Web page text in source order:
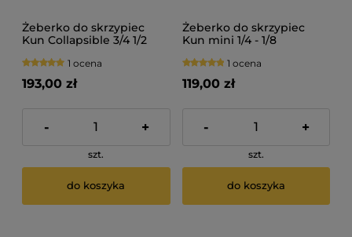
Żeberko do skrzypiec
Kun Collapsible 3/4 1/2
1 ocena
193,00 zł
- +
szt.
do koszyka
Żeberko do skrzypiec
Kun mini 1/4 - 1/8
1 ocena
119,00 zł
- +
szt.
do koszyka